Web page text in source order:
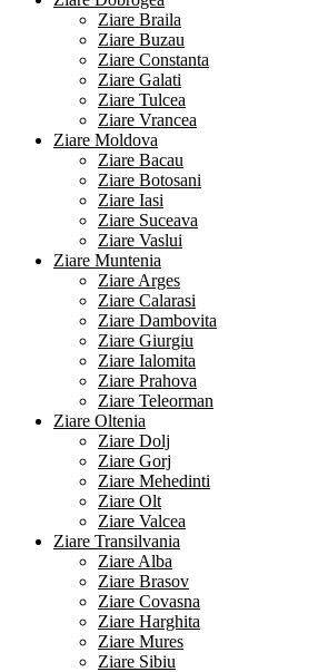
Ziare Braila
Ziare Buzau
Ziare Constanta
Ziare Galati
Ziare Tulcea
Ziare Vrancea
Ziare Moldova
Ziare Bacau
Ziare Botosani
Ziare Iasi
Ziare Suceava
Ziare Vaslui
Ziare Muntenia
Ziare Arges
Ziare Calarasi
Ziare Dambovita
Ziare Giurgiu
Ziare Ialomita
Ziare Prahova
Ziare Teleorman
Ziare Oltenia
Ziare Dolj
Ziare Gorj
Ziare Mehedinti
Ziare Olt
Ziare Valcea
Ziare Transilvania
Ziare Alba
Ziare Brasov
Ziare Covasna
Ziare Harghita
Ziare Mures
Ziare Sibiu